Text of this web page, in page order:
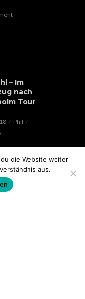
– Im
nach
Tour
Phil
Hunde &
Live //
// SOHO
die Website weiter
aus.